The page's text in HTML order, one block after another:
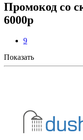
Промокод со
6000р
9
Показать